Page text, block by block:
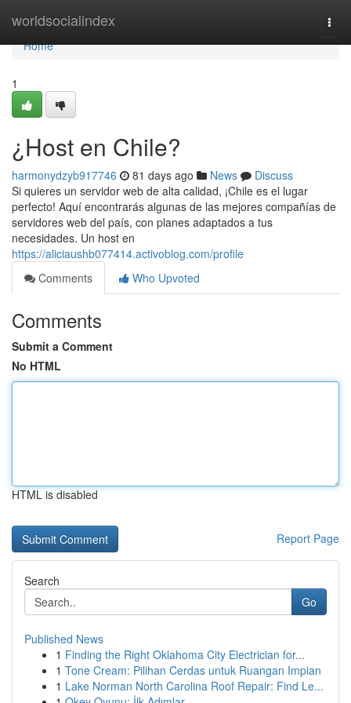
worldsocialindex
Home
Home
1
¿Host en Chile?
harmonydzyb917746 81 days ago News
Discuss
Si quieres un servidor web de alta calidad, ¡Chile es el lugar
perfecto! Aquí encontrarás algunas de las mejores compañías de
servidores web del país, con planes adaptados a tus
necesidades. Un host en
https://aliciaushb077414.activoblog.com/profile
Comments
Who Upvoted
Comments
Submit a Comment
No HTML
HTML is disabled
Report Page
Search
Go
Published News
1 Finding the Right Oklahoma City Electrician for...
1 Tone Cream: Pilihan Cerdas untuk Ruangan Impian
1 Lake Norman North Carolina Roof Repair: Find Le...